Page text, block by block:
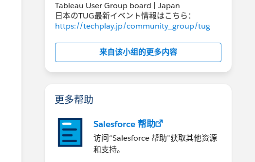
Tableau User Group board | Japan
日本のTUG最新イベント情報はこちら：
https://techplay.jp/community_group/tug
来自该小组的更多内容
更多帮助
Salesforce 帮助
访问“Salesforce 帮助”获取其他资源
和支持。